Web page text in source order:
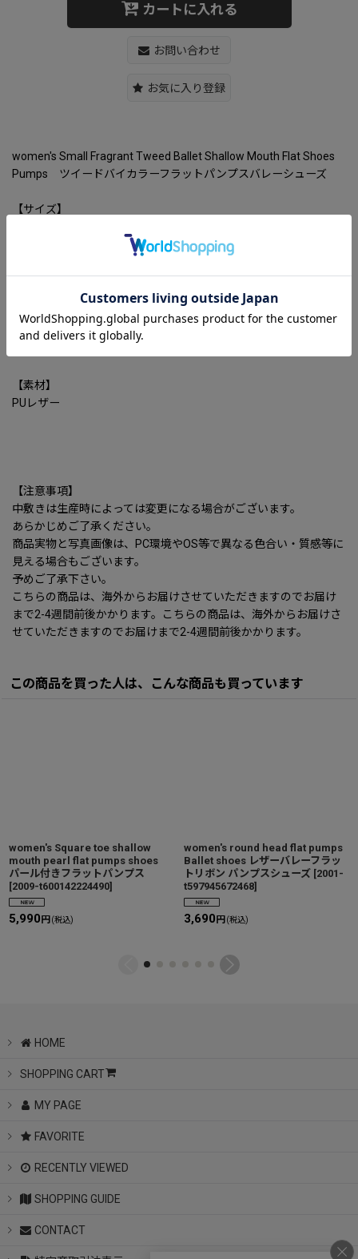
カートに入れる
お問い合わせ
お気に入り登録
women's Small Fragrant Tweed Ballet Shallow Mouth Flat Shoes
Pumps ツイードバイカラーフラットパンプスバレーシューズ
【サイズ】
記載のサイズは多少の誤差はございます。
【カラー】（デザイン】
【素材】
PUレザー
【注意事項】
中敷きは生産時によっては変更になる場合がございます。
あらかじめご了承ください。
商品実物と写真画像は、PC環境やOS等で異なる色合い・質感等に
見える場合もございます。
予めご了承下さい。
こちらの商品は、海外からお届けさせていただきますのでお届け
まで2-4週間前後かかります。こちらの商品は、海外からお届けさ
せていただきますのでお届けまで2-4週間前後かかります。
この商品を買った人は、こんな商品も買っています
women's Square toe shallow
mouth pearl flat pumps shoes
パール付きフラットパンプス
[2009-t600142224490]
5,990 円 (税込)
women's round head flat pumps
Ballet shoes レザーバレーフラッ
トリボン パンプスシューズ [2001-
t597945672468]
3,690 円 (税込)
HOME
SHOPPING CART
MY PAGE
FAVORITE
RECENTLY VIEWED
SHOPPING GUIDE
CONTACT